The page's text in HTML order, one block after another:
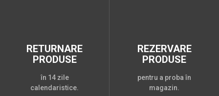
RETURNARE
PRODUSE
în 14 zile
calendaristice.
REZERVARE
PRODUSE
pentru a proba în
magazin.